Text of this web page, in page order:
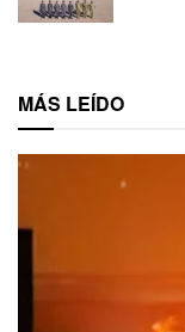
MÁS LEÍDO